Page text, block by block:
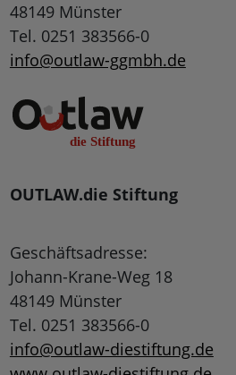
48149 Münster
Tel. 0251 383566-0
info@outlaw-ggmbh.de
OUTLAW.die Stiftung
Geschäftsadresse:
Johann-Krane-Weg 18
48149 Münster
Tel. 0251 383566-0
info@outlaw-diestiftung.de